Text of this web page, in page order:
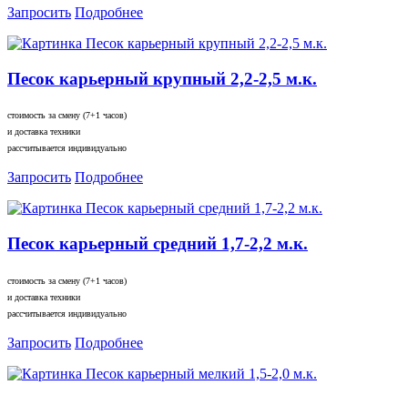
Запросить Подробнее
Песок карьерный крупный 2,2-2,5 м.к.
стоимость за смену (7+1 часов)
и доставка техники
рассчитывается индивидуально
Запросить Подробнее
Песок карьерный средний 1,7-2,2 м.к.
стоимость за смену (7+1 часов)
и доставка техники
рассчитывается индивидуально
Запросить Подробнее